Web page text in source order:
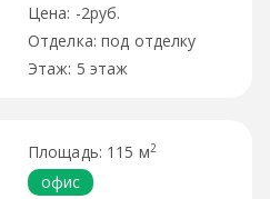
-2руб.
под отделку
5 этаж
115 м2
офис